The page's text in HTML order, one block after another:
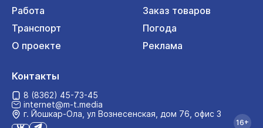
Работа
Заказ товаров
Транспорт
Погода
О проекте
Реклама
Контакты
8 (8362) 45-73-45
internet@m-t.media
г. Йошкар‑Ола, ул Вознесенская, дом 76, офис 3
16+